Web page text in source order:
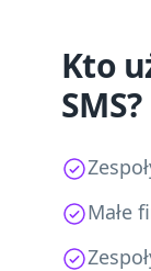
Kto
SMS?
Małe